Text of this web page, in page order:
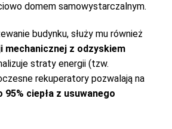
domem samowystarczalnym.
budynku, służy mu również
mechanicznej z odzyskiem
straty energii (tzw.
rekuperatory pozwalają na
95% ciepła z usuwanego